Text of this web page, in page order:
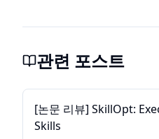
관련 포스트
[논문 리뷰] SkillOpt:
Skills